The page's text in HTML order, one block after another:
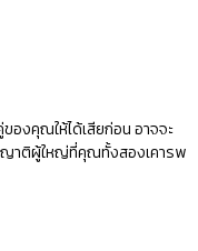
องคุณให้ได้เสียก่อน อาจจะ
ญาติผู้ใหญ่ที่คุณทั้งสองเคารพ